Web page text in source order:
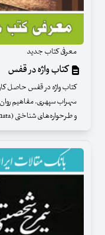
معرفی کتاب جدید
کتاب واژه در قفس
کتاب واژه در قفس حاصل
و طرحواره‌های شناختی (Schemata) به‌کارگرفته شده است